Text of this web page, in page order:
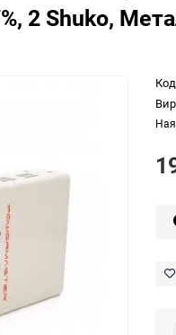
2 Shuko,